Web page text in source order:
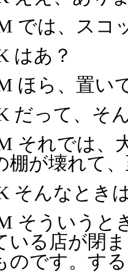
では、スコ
はあ？
ほら、置い
だって、そ
それでは、
棚が壊れて
そんなとき
そういうと
いる店が閉
のです。す